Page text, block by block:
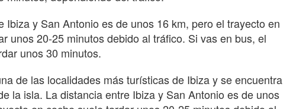
Ibiza y San Antonio es de unos 16 km, pero el trayecto en
unos 20-25 minutos debido al tráfico. Si vas en bus, el
unos 30 minutos.
de las localidades más turísticas de Ibiza y se encuentra
la isla. La distancia entre Ibiza y San Antonio es de unos